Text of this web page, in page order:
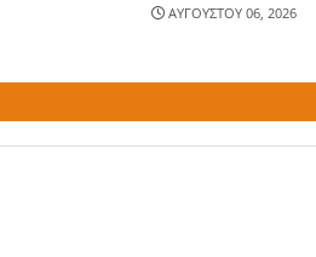
ΑΥΓΟΥΣΤΟΥ 06, 2026